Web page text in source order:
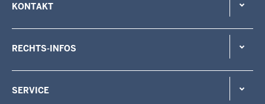
KONTAKT
RECHTS-INFOS
SERVICE